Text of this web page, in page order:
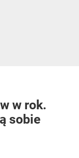
w rok.
sobie